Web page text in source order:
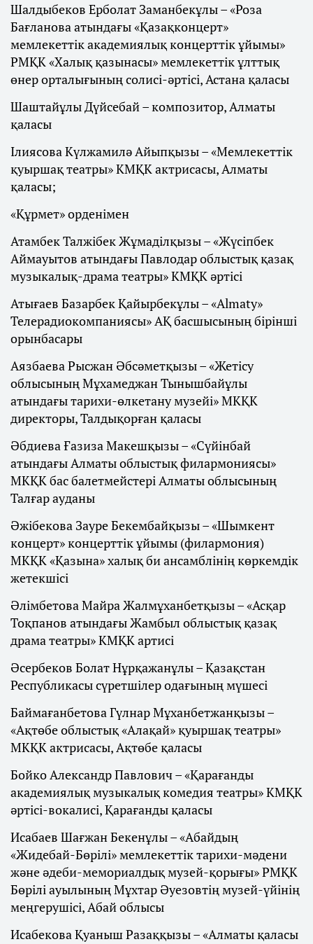
Шалдыбеков Ерболат Заманбекұлы – «Роза
Бағланова атындағы «Қазақконцерт»
мемлекеттік академиялық концерттік ұйымы»
РМҚК «Халық қазынасы» мемлекеттік ұлттық
өнер орталығының солисі-әртісі, Астана қаласы
Шаштайұлы Дүйсебай – композитор, Алматы
қаласы
Ілиясова Күлжамилә Айыпқызы – «Мемлекеттік
қуыршақ театры» КМҚК актрисасы, Алматы
қаласы;
«Құрмет» орденімен
Атамбек Талжібек Жұмаділқызы – «Жүсіпбек
Аймауытов атындағы Павлодар облыстық қазақ
музыкалық-драма театры» КМҚК әртісі
Атығаев Базарбек Қайырбекұлы – «Almaty»
Телерадиокомпаниясы» АҚ басшысының бірінші
орынбасары
Аязбаева Рысжан Әбсәметқызы – «Жетісу
облысының Мұхамеджан Тынышбайұлы
атындағы тарихи-өлкетану музейі» МКҚК
директоры, Талдықорған қаласы
Әбдиева Ғазиза Макешқызы – «Сүйінбай
атындағы Алматы облыстық филармониясы»
МКҚК бас балетмейстері Алматы облысының
Талғар ауданы
Әжібекова Зауре Бекембайқызы – «Шымкент
концерт» концерттік ұйымы (филармония)
МКҚК «Қазына» халық би ансамблінің көркемдік
жетекшісі
Әлімбетова Майра Жалмұханбетқызы – «Асқар
Тоқпанов атындағы Жамбыл облыстық қазақ
драма театры» КМҚК артисі
Әсербеков Болат Нұрқажанұлы – Қазақстан
Республикасы сүретшілер одағының мүшесі
Баймағанбетова Гүлнар Мұханбетжанқызы –
«Ақтөбе облыстық «Алақай» қуыршақ театры»
МКҚК актрисасы, Ақтөбе қаласы
Бойко Александр Павлович – «Қарағанды
академиялық музыкалық комедия театры» КМҚК
әртісі-вокалисі, Қарағанды қаласы
Исабаев Шағжан Бекенұлы – «Абайдың
«Жидебай-Бөрілі» мемлекеттік тарихи-мәдени
және әдеби-мемориалдық музей-қорығы» РМҚК
Бөрілі ауылының Мұхтар Әуезовтің музей-үйінің
меңгерушісі, Абай облысы
Исабекова Қуаныш Разаққызы – «Алматы қаласы